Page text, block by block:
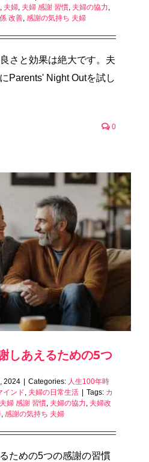
夫婦 夫婦 感謝 習慣 夫婦の協力
改善 感謝の気持ち 夫婦
さと効果は絶大です。夫
Parents' Night Outを試し
0
しあえるための5つ
2024 Categories: 人生100年時
インド, 夫婦の日常生活 Tags: カ
夫婦 感謝 習慣, 夫婦の協力, 夫婦改
, 感謝の気持ち 夫婦
ための5つの感謝の習慣